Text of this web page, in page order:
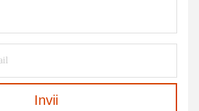
Invii